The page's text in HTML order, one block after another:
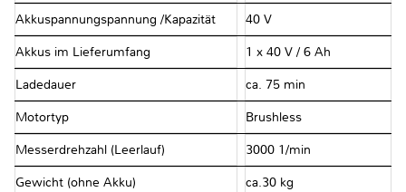
Akkuspannungspannung /Kapazität 40 V
Akkus im Lieferumfang 1 x 40 V / 6 Ah
Ladedauer ca. 75 min
Motortyp Brushless
Messerdrehzahl (Leerlauf) 3000 1/min
Gewicht (ohne Akku) ca.30 kg